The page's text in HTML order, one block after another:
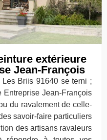
extérieure
Jean-François
Briis 91640 se terni ;
Entreprise Jean-François
du ravalement de celle-
savoir-faire particuliers
des artisans ravaleurs